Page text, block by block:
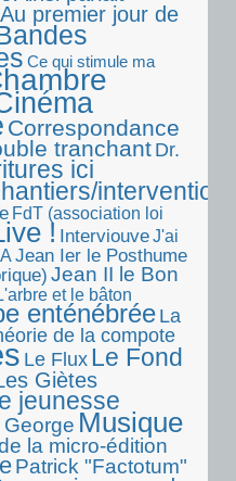
Au premier jour de
Ce qui stimule ma
Correspondance
tranchantDr.
ici
interventions)
FdT (association loi
! InterviouveJ'ai
Jean Ier le Posthume
Jean II le Bon
et le bâton
enténébrée La
de la compote
Le FluxLe Fond
Giètes
jeunesse
Musique
la micro-édition
Patrick "Factotum"